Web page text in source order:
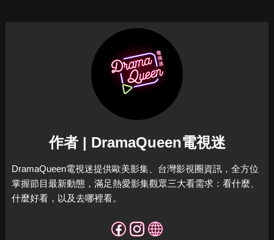
作者 | DramaQueen電視迷
DramaQueen電視迷提供歐美影集、台灣影視圈資訊，全方位
掌握節目最新動態，滿足熱愛影集觀眾三大看需求：看什麼、
什麼好看，以及去哪裡看。